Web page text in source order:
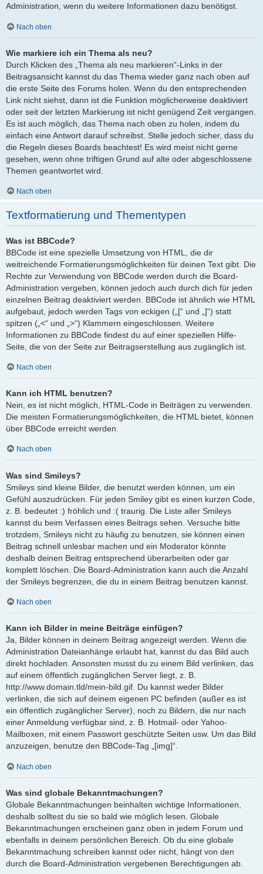
Administration, wenn du weitere Informationen dazu benötigst.
Nach oben
Wie markiere ich ein Thema als neu?
Durch Klicken des „Thema als neu markieren“-Links in der
Beitragsansicht kannst du das Thema wieder ganz nach oben auf
die erste Seite des Forums holen. Wenn du den entsprechenden
Link nicht siehst, dann ist die Funktion möglicherweise deaktiviert
oder seit der letzten Markierung ist nicht genügend Zeit vergangen.
Es ist auch möglich, das Thema nach oben zu holen, indem du
einfach eine Antwort darauf schreibst. Stelle jedoch sicher, dass du
die Regeln dieses Boards beachtest! Es wird meist nicht gerne
gesehen, wenn ohne triftigen Grund auf alte oder abgeschlossene
Themen geantwortet wird.
Nach oben
Textformatierung und Thementypen
Was ist BBCode?
BBCode ist eine spezielle Umsetzung von HTML, die dir
weitreichende Formatierungsmöglichkeiten für deinen Text gibt. Die
Rechte zur Verwendung von BBCode werden durch die Board-
Administration vergeben, können jedoch auch durch dich für jeden
einzelnen Beitrag deaktiviert werden. BBCode ist ähnlich wie HTML
aufgebaut, jedoch werden Tags von eckigen („[“ und „]“) statt
spitzen („<“ und „>“) Klammern eingeschlossen. Weitere
Informationen zu BBCode findest du auf einer speziellen Hilfe-
Seite, die von der Seite zur Beitragserstellung aus zugänglich ist.
Nach oben
Kann ich HTML benutzen?
Nein, es ist nicht möglich, HTML-Code in Beiträgen zu verwenden.
Die meisten Formatierungsmöglichkeiten, die HTML bietet, können
über BBCode erreicht werden.
Nach oben
Was sind Smileys?
Smileys sind kleine Bilder, die benutzt werden können, um ein
Gefühl auszudrücken. Für jeden Smiley gibt es einen kurzen Code,
z. B. bedeutet :) fröhlich und :( traurig. Die Liste aller Smileys
kannst du beim Verfassen eines Beitrags sehen. Versuche bitte
trotzdem, Smileys nicht zu häufig zu benutzen, sie können einen
Beitrag schnell unlesbar machen und ein Moderator könnte
deshalb deinen Beitrag entsprechend überarbeiten oder gar
komplett löschen. Die Board-Administration kann auch die Anzahl
der Smileys begrenzen, die du in einem Beitrag benutzen kannst.
Nach oben
Kann ich Bilder in meine Beiträge einfügen?
Ja, Bilder können in deinem Beitrag angezeigt werden. Wenn die
Administration Dateianhänge erlaubt hat, kannst du das Bild auch
direkt hochladen. Ansonsten musst du zu einem Bild verlinken, das
auf einem öffentlich zugänglichen Server liegt, z. B.
http://www.domain.tld/mein-bild.gif. Du kannst weder Bilder
verlinken, die sich auf deinem eigenen PC befinden (außer es ist
ein öffentlich zugänglicher Server), noch zu Bildern, die nur nach
einer Anmeldung verfügbar sind, z. B. Hotmail- oder Yahoo-
Mailboxen, mit einem Passwort geschützte Seiten usw. Um das Bild
anzuzeigen, benutze den BBCode-Tag „[img]“.
Nach oben
Was sind globale Bekanntmachungen?
Globale Bekanntmachungen beinhalten wichtige Informationen,
deshalb solltest du sie so bald wie möglich lesen. Globale
Bekanntmachungen erscheinen ganz oben in jedem Forum und
ebenfalls in deinem persönlichen Bereich. Ob du eine globale
Bekanntmachung schreiben kannst oder nicht, hängt von den
durch die Board-Administration vergebenen Berechtigungen ab.